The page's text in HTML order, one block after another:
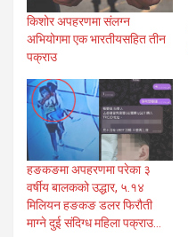
किशोर अपहरणमा संलग्न
अभियोगमा एक भारतीयसहित तीन
पक्राउ
हङकङमा अपहरणमा परेका ३
वर्षीय बालकको उद्धार, ५.१४
मिलियन हङकङ डलर फिरौती
माग्ने दुई संदिग्ध महिला पक्राउ…